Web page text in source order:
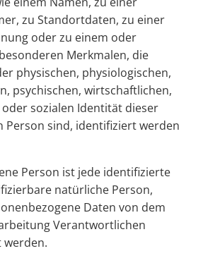
zu Standortdaten, zu einer
oder zu einem oder
Merkmalen, die
physischen, physiologischen,
psychischen, wirtschaftlichen,
sozialen Identität dieser
Person sind, identifiziert werden
Person ist jede identifizierte
natürliche Person,
Daten von dem
Verantwortlichen